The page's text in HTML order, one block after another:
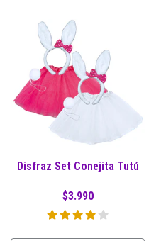
Disfraz Set Conejita Tutú
$3.990